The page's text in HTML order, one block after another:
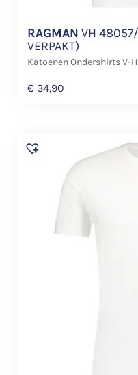
RAGMAN VH
VERPAKT)
Katoenen Ondershirts V-
€ 34,90